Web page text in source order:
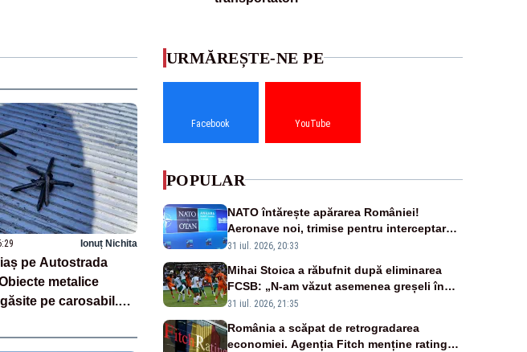
Ionuț Nichita
pe Autostrada
metalice
pe carosabil.
URMĂREȘTE-NE PE
Facebook YouTube
POPULAR
NATO întărește apărarea României!
Aeronave noi, trimise pentru interceptarea
și distrugerea dronelor
31 iul. 2026, 20:33
Mihai Stoica a răbufnit după eliminarea
FCSB: „N-am văzut asemenea greșeli în
190 de meciuri europene”
31 iul. 2026, 21:35
România a scăpat de retrogradarea
economiei. Agenția Fitch menține ratingul